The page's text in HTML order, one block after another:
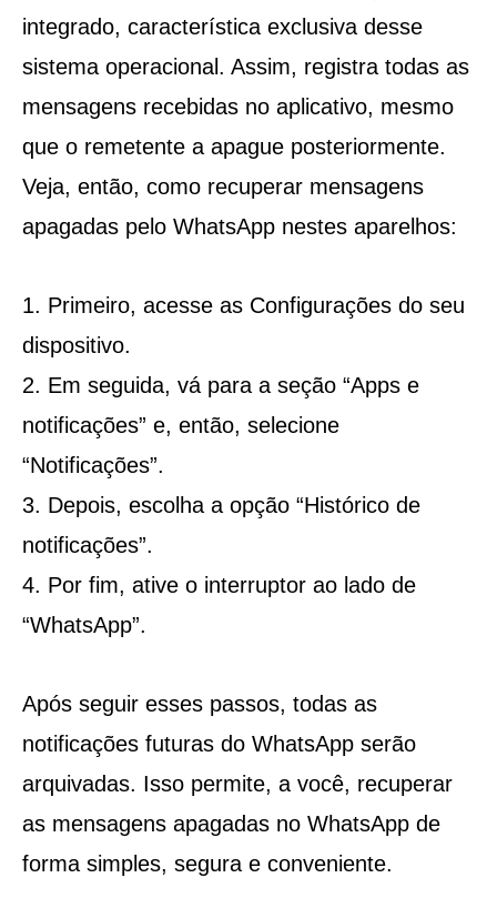
integrado, característica exclusiva desse
sistema operacional. Assim, registra todas as
mensagens recebidas no aplicativo, mesmo
que o remetente a apague posteriormente.
Veja, então, como recuperar mensagens
apagadas pelo WhatsApp nestes aparelhos:
Primeiro, acesse as Configurações do seu
dispositivo.
Em seguida, vá para a seção “Apps e
notificações” e, então, selecione
“Notificações”.
Depois, escolha a opção “Histórico de
notificações”.
Por fim, ative o interruptor ao lado de
“WhatsApp”.
Após seguir esses passos, todas as
notificações futuras do WhatsApp serão
arquivadas. Isso permite, a você, recuperar
as mensagens apagadas no WhatsApp de
forma simples, segura e conveniente.